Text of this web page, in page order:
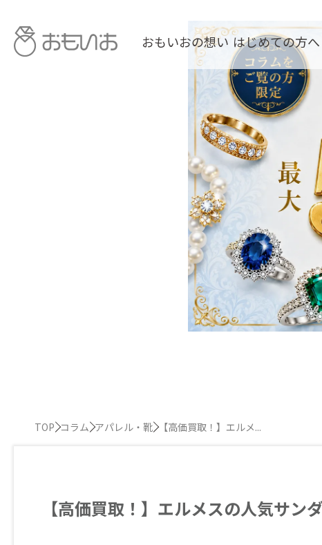
おもいおの想い はじめての方へ
TOP コラム アパレル・靴 【高価買取！】エルメ...
【高価買取！】エルメスの人気サン